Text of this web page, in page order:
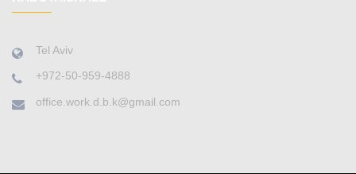
Tel Aviv
+972-50-959-4888
office.work.d.b.k@gmail.com